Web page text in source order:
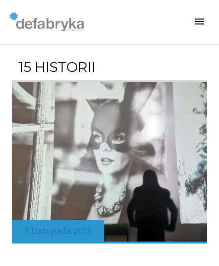
15 HISTORII
7 listopada 2019